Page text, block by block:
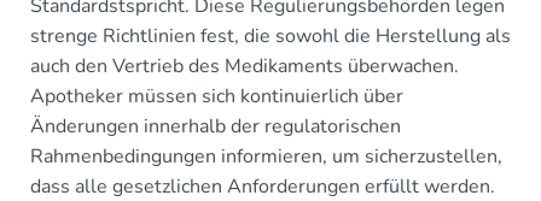
Standardstspricht. Diese Regulierungsbehörden legen
strenge Richtlinien fest, die sowohl die Herstellung als
auch den Vertrieb des Medikaments überwachen.
Apotheker müssen sich kontinuierlich über
Änderungen innerhalb der regulatorischen
Rahmenbedingungen informieren, um sicherzustellen,
dass alle gesetzlichen Anforderungen erfüllt werden.